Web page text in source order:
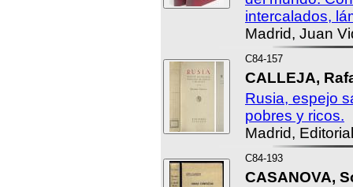
intercalados,
Madrid, Juan
C84-157
CALLEJA,
Rusia, espejo
pobres y ricos.
Madrid,
C84-193
CASANOVA,